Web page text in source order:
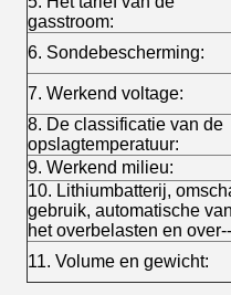
gasstroom:
6. Sondebescherming:
7. Werkend voltage:
8. De classificatie van de
opslagtemperatuur:
9. Werkend milieu:
10. Lithiumbatterij,
gebruik, automatische
het overbelasten en
11. Volume en gewicht: